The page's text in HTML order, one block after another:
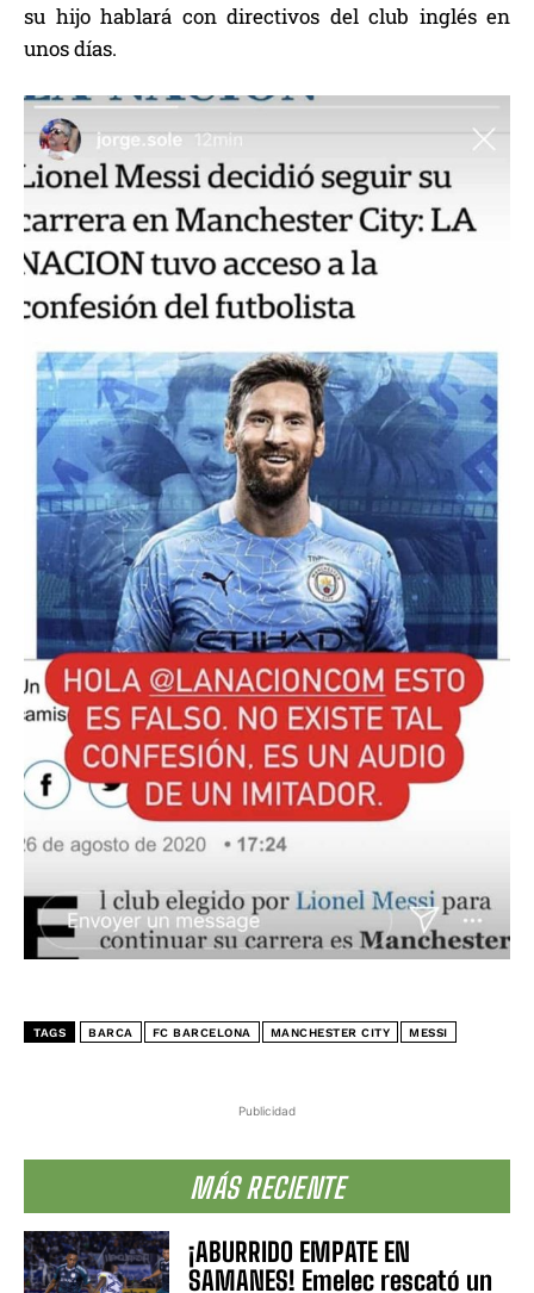
Publicidad
MÁS RECIENTE
¡ABURRIDO EMPATE EN
SAMANES! Emelec rescató un
su hijo hablará con directivos del club inglés en
unos días.
TAGS BARCA FC BARCELONA MANCHESTER CITY MESSI